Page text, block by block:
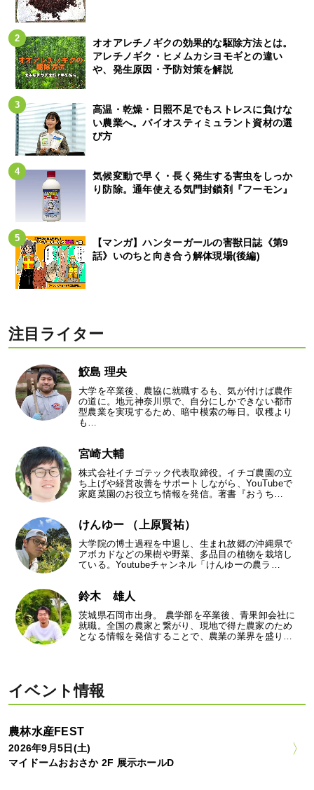
オオアレチノギクの効果的な駆除方法とは。
アレチノギク・ヒメムカシヨモギとの違い
や、発生原因・予防対策を解説
高温・乾燥・日照不足でもストレスに負けな
い農業へ。バイオスティミュラント資材の選
び方
気候変動で早く・長く発生する害虫をしっか
り防除。通年使える気門封鎖剤『フーモン』
【マンガ】ハンターガールの害獣日誌《第9
話》いのちと向き合う解体現場(後編)
注目ライター
鮫島 理央
大学を卒業後、農協に就職するも、気が付けば農作
の道に。地元神奈川県で、自分にしかできない都市
型農業を実現するため、暗中模索の毎日。収穫より
も…
宮崎大輔
株式会社イチゴテック代表取締役。イチゴ農園の立
ち上げや経営改善をサポートしながら、YouTubeで
家庭菜園のお役立ち情報を発信。著書『おうち…
けんゆー （上原賢祐）
大学院の博士過程を中退し、生まれ故郷の沖縄県で
アボカドなどの果樹や野菜、多品目の植物を栽培し
ている。Youtubeチャンネル「けんゆーの農ラ…
鈴木 雄人
茨城県石岡市出身。 農学部を卒業後、青果卸会社に
就職。全国の農家と繋がり、現地で得た農家のため
となる情報を発信することで、農業の業界を盛り…
イベント情報
農林水産FEST
2026年9月5日(土)
マイドームおおさか 2F 展示ホールD